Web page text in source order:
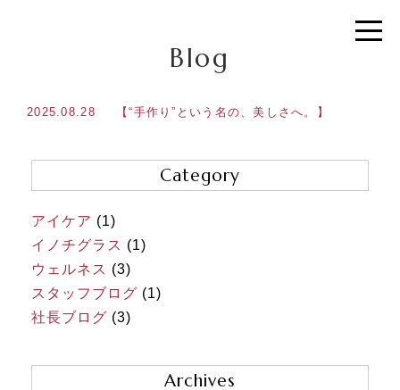
Blog
2025.08.28 【“手作り”という名の、美しさへ。】
Category
アイケア (1)
イノチグラス (1)
ウェルネス (3)
スタッフブログ (1)
社長ブログ (3)
Archives